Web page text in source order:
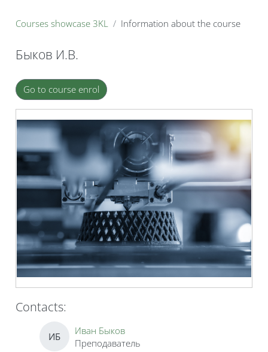
Courses showcase 3KL Information about the course
Быков И.В.
Blocks
Go to course enrol
Contacts:
ИБ
Иван Быков
Преподаватель